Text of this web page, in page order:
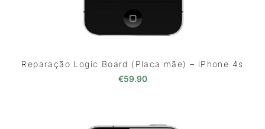
Reparação Logic Board (Placa mãe) – iPhone 4s
€59.90